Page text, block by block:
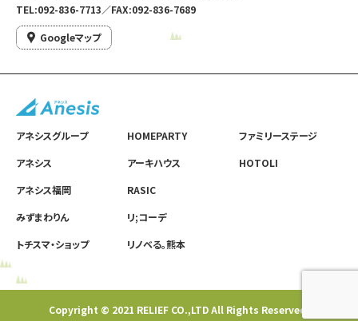
TEL:092-836-7713／FAX:092-836-7689
Googleマップ
アネシスグループ
アネシス
アネシス福岡
HOMEPARTY
アーキハウス
RASIC
ファミリーステージ
HOTOLI
みずまわりん
トチスマ・ショップ
リ;コーデ
リノベる。熊本
Copyright © 2021 RELIEF CO.,LTD All Rights Reserved.